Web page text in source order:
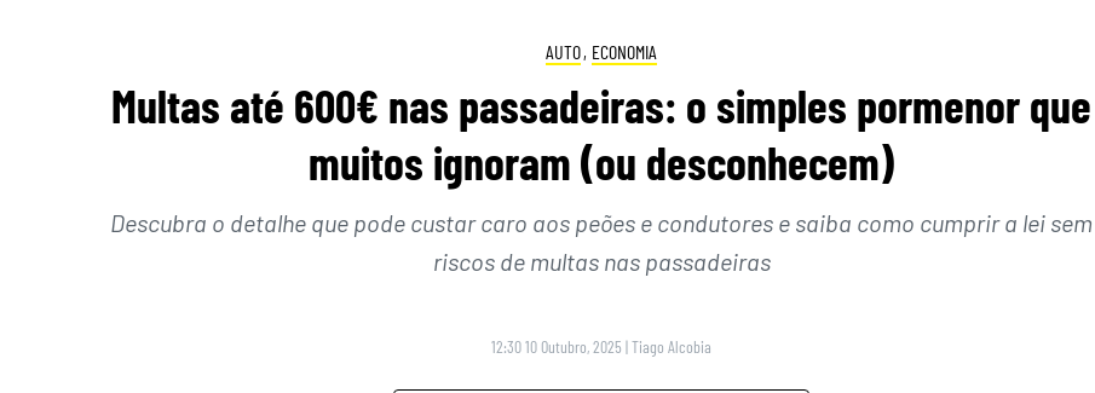
AUTO, ECONOMIA
Multas até 600€ nas passadeiras: o simples pormenor que
muitos ignoram (ou desconhecem)
Descubra o detalhe que pode custar caro aos peões e condutores e saiba como cumprir a lei sem
riscos de multas nas passadeiras
12:30 10 Outubro, 2025 |Tiago Alcobia